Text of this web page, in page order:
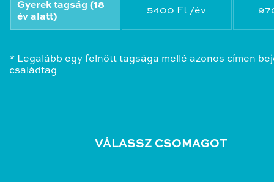
Gyerek tagság (18
év alatt)
5400 Ft /év
* Legalább egy felnőtt tagsága mellé azonos címen
családtag
VÁLASSZ CSOMAGOT